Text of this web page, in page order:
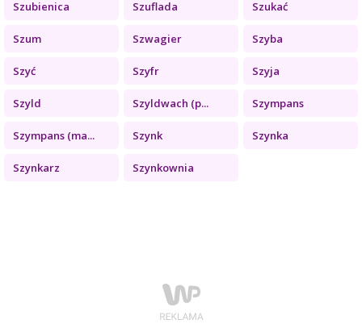
Szubienica Szuflada Szukać
Szum Szwagier Szyba
Szyć Szyfr Szyja
Szyld Szyldwach (p... Szympans
Szympans (ma... Szynk Szynka
Szynkarz Szynkownia